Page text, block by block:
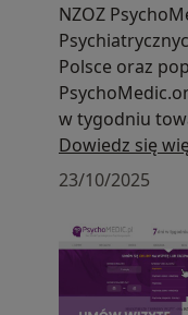
NZOZ
Polsce oraz
w tygodniu
wykorzystując
nowoczesne
Dowiedz się
23/10/2025